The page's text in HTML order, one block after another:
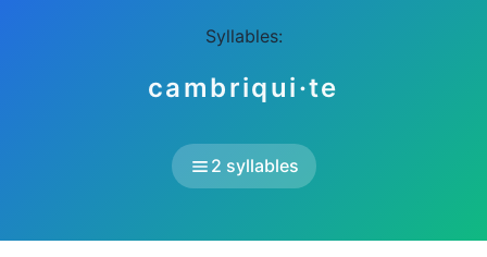
Syllables:
cambriqui·te
2 syllables